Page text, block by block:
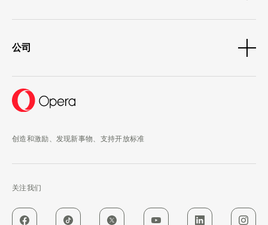
公司
创造和激励、发现新事物、支持开放标准
关注我们